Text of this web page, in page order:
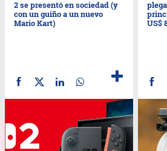
2 se presentó en sociedad (y
con un guiño a un nuevo
Mario Kart)
US$